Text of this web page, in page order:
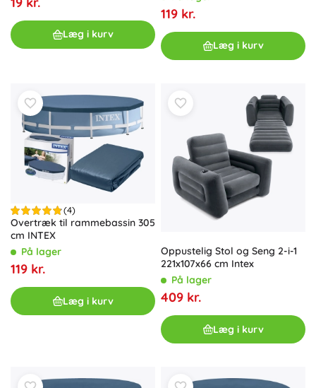
Læg i kurv
119 kr.
Læg i kurv
(4)
Overtræk til rammebassin 305
cm INTEX
På lager
119 kr.
Læg i kurv
Oppustelig Stol og Seng 2-i-1
221x107x66 cm Intex
På lager
409 kr.
Læg i kurv